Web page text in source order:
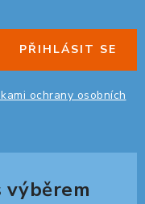
ochrany osobních
PŘIHLÁSIT SE
výběrem